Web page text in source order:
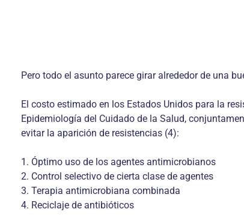
Pero todo el asunto parece girar alrededor de una
El costo estimado en los Estados Unidos para la
Epidemiología del Cuidado de la Salud,
evitar la aparición de resistencias (4):
1. Óptimo uso de los agentes antimicrobianos
2. Control selectivo de cierta clase de agentes
3. Terapia antimicrobiana combinada
4. Reciclaje de antibióticos